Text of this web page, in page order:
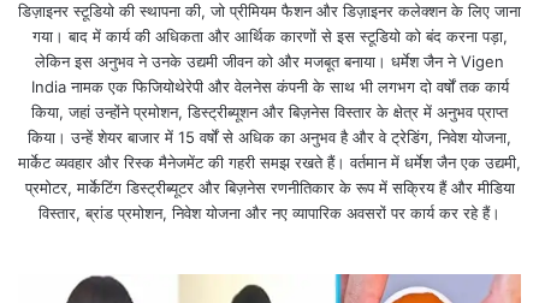
पल-पल की सटीक अपडेट मिलती रहेगी।
छात्रों को मानसिक संताप से बचाने के लिए हम इस बात को स्पष्ट
कर रहे है कि बिहार बोर्ड मैट्रिक का रिजल्ट (bihar board
matric result 2020) आज नहीं बल्कि अगले 3-4 दिन में
आयेगा।
डिज़ाइनर स्टूडियो की स्थापना की, जो प्रीमियम फैशन और डिज़ाइनर कलेक्शन के लिए जाना
गया। बाद में कार्य की अधिकता और आर्थिक कारणों से इस स्टूडियो को बंद करना पड़ा,
लेकिन इस अनुभव ने उनके उद्यमी जीवन को और मजबूत बनाया। धर्मेश जैन ने Vigen
India नामक एक फिजियोथेरेपी और वेलनेस कंपनी के साथ भी लगभग दो वर्षों तक कार्य
किया, जहां उन्होंने प्रमोशन, डिस्ट्रीब्यूशन और बिज़नेस विस्तार के क्षेत्र में अनुभव प्राप्त
किया। उन्हें शेयर बाजार में 15 वर्षों से अधिक का अनुभव है और वे ट्रेडिंग, निवेश योजना,
मार्केट व्यवहार और रिस्क मैनेजमेंट की गहरी समझ रखते हैं। वर्तमान में धर्मेश जैन एक उद्यमी,
प्रमोटर, मार्केटिंग डिस्ट्रीब्यूटर और बिज़नेस रणनीतिकार के रूप में सक्रिय हैं और मीडिया
विस्तार, ब्रांड प्रमोशन, निवेश योजना और नए व्यापारिक अवसरों पर कार्य कर रहे हैं।